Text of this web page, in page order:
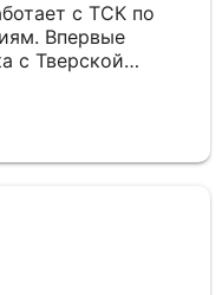
с ТСК по
Впервые
с Тверской
не растерялись.
машину и
большое!